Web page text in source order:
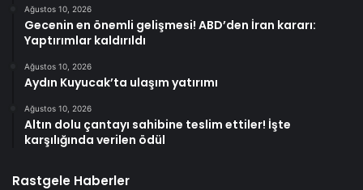
Ağustos 10, 2026
Gecenin en önemli gelişmesi! ABD’den İran kararı:
Yaptırımlar kaldırıldı
Ağustos 10, 2026
Aydın Kuyucak’ta ulaşım yatırımı
Ağustos 10, 2026
Altın dolu çantayı sahibine teslim ettiler! İşte
karşılığında verilen ödül
Rastgele Haberler